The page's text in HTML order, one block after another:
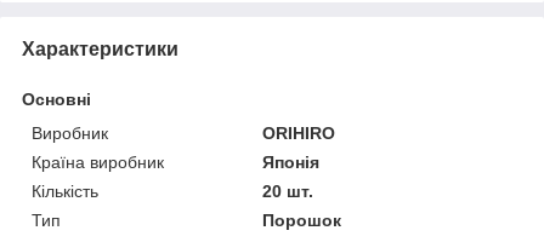
Характеристики
Основні
Виробник
ORIHIRO
Країна виробник
Японія
Кількість
20 шт.
Тип
Порошок